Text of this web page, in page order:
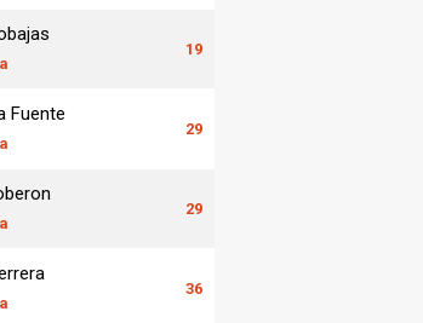
19
Fuente
29
29
36